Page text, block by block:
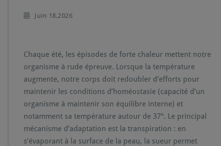
Juin 18,2026
Chaque été, les épisodes de forte chaleur mettent notre
organisme à rude épreuve. Lorsque la température
augmente, notre corps doit redoubler d’efforts pour
maintenir les conditions d’homéostasie (capacité d’un
organisme à maintenir son équilibre interne) et
notamment sa température autour de 37°. Le principal
mécanisme d’adaptation est la transpiration : en
s’évaporant à la surface de la peau, la sueur permet